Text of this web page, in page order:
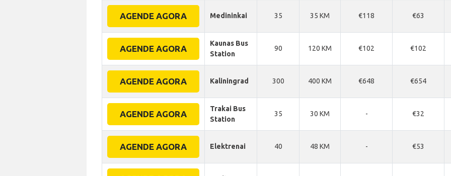
AGENDE AGORA Medininkai 35 35 KM €118 €63
AGENDE AGORA
Kaunas Bus
Station
90 120 KM €102 €102
AGENDE AGORA Kaliningrad 300 400 KM €648 €654
AGENDE AGORA
Trakai Bus
Station
35 30 KM - €32
AGENDE AGORA Elektrenai 40 48 KM - €53